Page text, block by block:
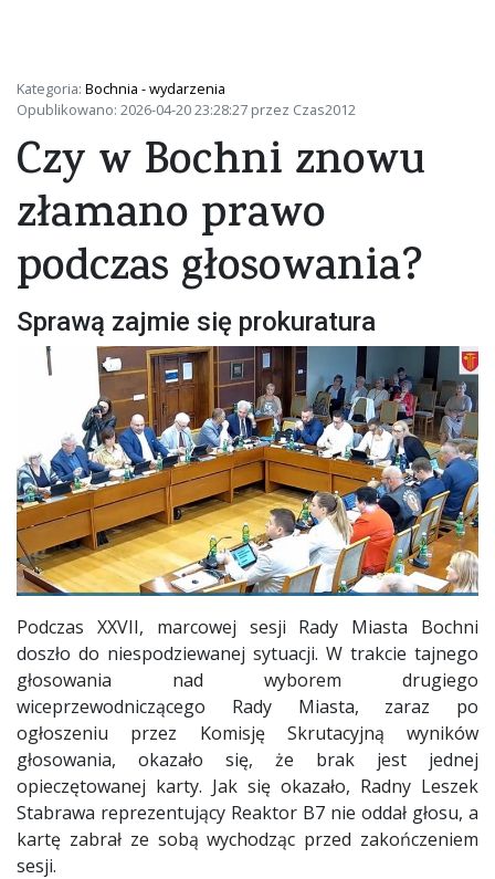
Kategoria: Bochnia - wydarzenia
Opublikowano: 2026-04-20 23:28:27 przez Czas2012
Czy w Bochni znowu
złamano prawo
podczas głosowania?
Sprawą zajmie się prokuratura
Podczas XXVII, marcowej sesji Rady Miasta Bochni
doszło do niespodziewanej sytuacji. W trakcie tajnego
głosowania nad wyborem drugiego
wiceprzewodniczącego Rady Miasta, zaraz po
ogłoszeniu przez Komisję Skrutacyjną wyników
głosowania, okazało się, że brak jest jednej
opieczętowanej karty. Jak się okazało, Radny Leszek
Stabrawa reprezentujący Reaktor B7 nie oddał głosu, a
kartę zabrał ze sobą wychodząc przed zakończeniem
sesji.